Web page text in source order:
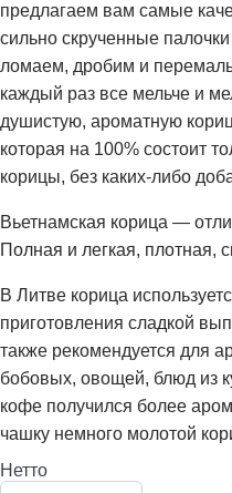
предлагаем вам самые
сильно скрученные
ломаем, дробим и
каждый раз все мельче и
душистую, ароматную
которая на 100% состоит
корицы, без каких-либо
Вьетнамская корица —
Полная и легкая, плотная,
В Литве корица
приготовления сладкой
также рекомендуется для
бобовых, овощей, блюд из
кофе получился более
чашку немного молотой
Нетто